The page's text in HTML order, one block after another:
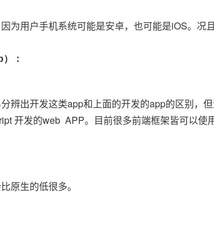
为用户手机系统可能是安卓，也可能是iOS。况
：
辨出开发这类app和上面的开发的app的区别，
开发的web APP。目前很多前端框架皆可以使
原生的低很多。